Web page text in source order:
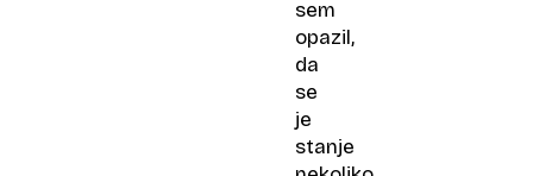
sem
opazil,
da
se
je
stanje